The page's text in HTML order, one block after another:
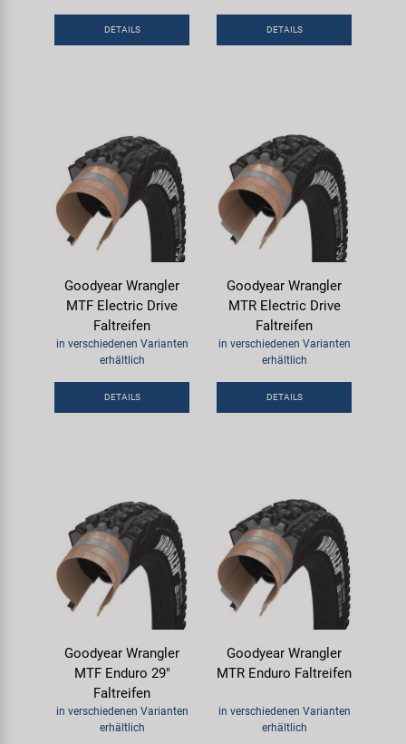
DETAILS DETAILS
Goodyear Wrangler
MTF Electric Drive
Faltreifen
in verschiedenen Varianten
erhältlich
DETAILS
Goodyear Wrangler
MTR Electric Drive
Faltreifen
in verschiedenen Varianten
erhältlich
DETAILS
Goodyear Wrangler
MTF Enduro 29"
Faltreifen
in verschiedenen Varianten
erhältlich
Goodyear Wrangler
MTR Enduro Faltreifen
in verschiedenen Varianten
erhältlich